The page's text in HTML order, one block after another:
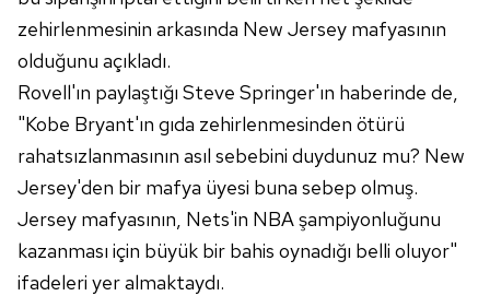
reklam/pazarlama faaliyetlerinin yapılması, amaçlarıyla
sınırlı olarak açık rızanız dahilinde kullanılacaktır.
Çerezlere ilişkin tercihlerinizi aşağıda yer alan panel
vasıtasıyla belirleyebilirsiniz. Çerezlere ilişkin detaylı bilgi
için Ayarlar butonuna tıklayabilir,Çerez Bilgilendirme
Metnimizi
ziyaret edebilirsiniz.
6698 sayılı Kişisel Verilerin Korunması Kanunu uyarınca
hazırlanmış Aydınlatma Metnimizi okumak ve sitemizde
ilgili mevzuata uygun olarak kullanılan çerezlerle ilgili bilgi
zehirlenmesinin arkasında New Jersey mafyasının
olduğunu açıkladı.
Rovell'ın paylaştığı Steve Springer'ın haberinde de,
"Kobe Bryant'ın gıda zehirlenmesinden ötürü
rahatsızlanmasının asıl sebebini duydunuz mu? New
Jersey'den bir mafya üyesi buna sebep olmuş.
Jersey mafyasının, Nets'in NBA şampiyonluğunu
kazanması için büyük bir bahis oynadığı belli oluyor"
ifadeleri yer almaktaydı.